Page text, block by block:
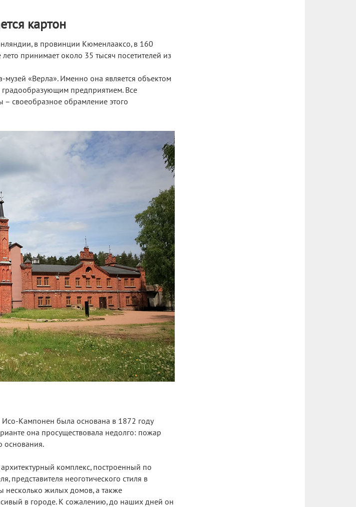
картон
в провинции Кюменлааксо, в 160
принимает около 35 тысяч посетителей из
«Верла». Именно она является объектом
предприятием. Все
– своеобразное обрамление этого
Кампонен была основана в 1872 году
она просуществовала недолго: пожар
основания.
комплекс, построенный по
представителя неоготического стиля в
несколько жилых домов, а также
в городе. К сожалению, до наших дней он